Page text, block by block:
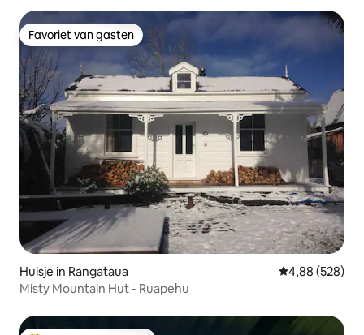
Favoriet van gasten
Favoriet van gasten
Huisje in Rangataua Gemiddelde
4,88 (528)
Misty Mountain Hut - Ruapehu